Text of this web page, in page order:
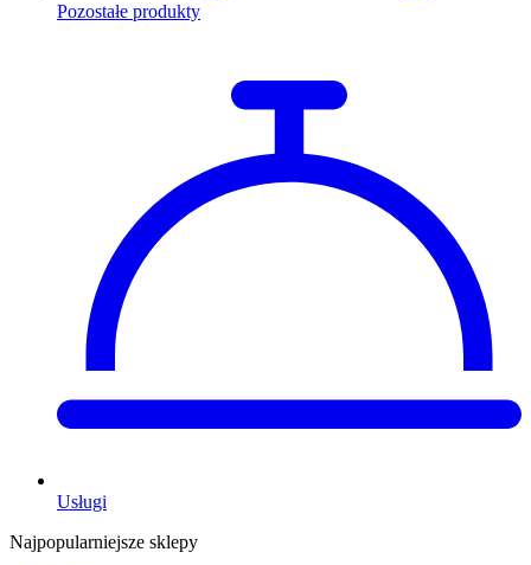
Pozostałe produkty
Usługi
Najpopularniejsze sklepy